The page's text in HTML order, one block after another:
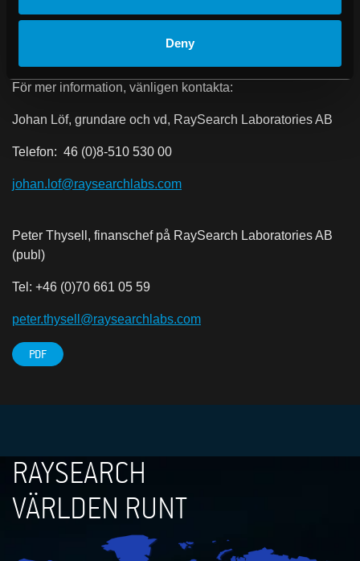
Deny
Mer information om RaySearch finns påraysearchlabs.com
För mer information, vänligen kontakta:
Johan Löf, grundare och vd, RaySearch Laboratories AB
Telefon: 46 (0)8-510 530 00
johan.lof@raysearchlabs.com
Peter Thysell, finanschef på RaySearch Laboratories AB
(publ)
Tel: +46 (0)70 661 05 59
peter.thysell@raysearchlabs.com
PDF
RAYSEARCH
VÄRLDEN RUNT